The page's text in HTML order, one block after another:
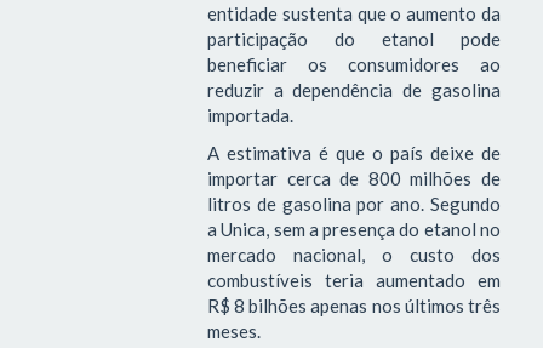
entidade sustenta que o aumento da
participação do etanol pode
beneficiar os consumidores ao
reduzir a dependência de gasolina
importada.
A estimativa é que o país deixe de
importar cerca de 800 milhões de
litros de gasolina por ano. Segundo
a Unica, sem a presença do etanol no
mercado nacional, o custo dos
combustíveis teria aumentado em
R$ 8 bilhões apenas nos últimos três
meses.